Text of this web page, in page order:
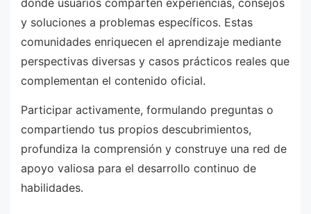
donde usuarios comparten experiencias, consejos
y soluciones a problemas específicos. Estas
comunidades enriquecen el aprendizaje mediante
perspectivas diversas y casos prácticos reales que
complementan el contenido oficial.
Participar activamente, formulando preguntas o
compartiendo tus propios descubrimientos,
profundiza la comprensión y construye una red de
apoyo valiosa para el desarrollo continuo de
habilidades.